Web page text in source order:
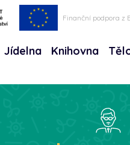
Finanční podpora z
Jídelna Knihovna